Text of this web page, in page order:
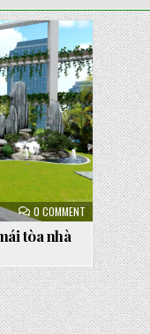
0 COMMENTON
THIẾT
KẾ
SÂN
VƯỜN
TRÊN
MÁI
TÒA
NHÀ
HUD
tòa nhà